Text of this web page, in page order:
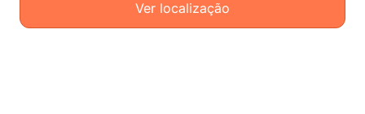
Ver localização